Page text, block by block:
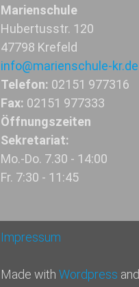
Marienschule
Hubertusstr. 120
47798 Krefeld
info@marienschule-kr.de
Telefon: 02151 977316
Fax: 02151 977333
Öffnungszeiten
Sekretariat:
Mo.-Do. 7.30 - 14:00
Fr. 7:30 - 11:45
Impressum
Made with Wordpress and